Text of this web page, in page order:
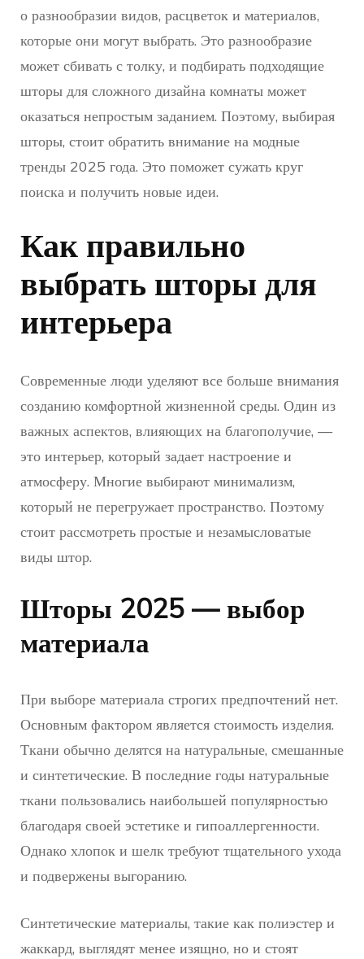
о разнообразии видов, расцветок и материалов,
которые они могут выбрать. Это разнообразие
может сбивать с толку, и подбирать подходящие
шторы для сложного дизайна комнаты может
оказаться непростым заданием. Поэтому, выбирая
шторы, стоит обратить внимание на модные
тренды 2025 года. Это поможет сужать круг
поиска и получить новые идеи.
Как правильно
выбрать шторы для
интерьера
Современные люди уделяют все больше внимания
созданию комфортной жизненной среды. Один из
важных аспектов, влияющих на благополучие, —
это интерьер, который задает настроение и
атмосферу. Многие выбирают минимализм,
который не перегружает пространство. Поэтому
стоит рассмотреть простые и незамысловатые
виды штор.
Шторы 2025 — выбор
материала
При выборе материала строгих предпочтений нет.
Основным фактором является стоимость изделия.
Ткани обычно делятся на натуральные, смешанные
и синтетические. В последние годы натуральные
ткани пользовались наибольшей популярностью
благодаря своей эстетике и гипоаллергенности.
Однако хлопок и шелк требуют тщательного ухода
и подвержены выгоранию.
Синтетические материалы, такие как полиэстер и
жаккард, выглядят менее изящно, но и стоят